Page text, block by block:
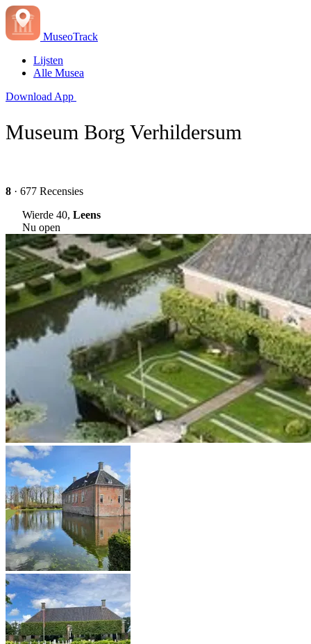
MuseoTrack
Lijsten
Alle Musea
Download App
Museum Borg Verhildersum
8 · 677 Recensies
Wierde 40, Leens
Nu open